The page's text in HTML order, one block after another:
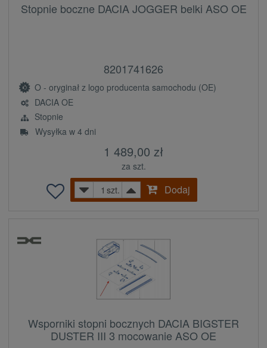
Stopnie boczne DACIA JOGGER belki ASO OE
8201741626
O - oryginał z logo producenta samochodu (OE)
DACIA OE
Stopnie
Wysyłka w 4 dni
1 489,00 zł
za szt.
szt.
Dodaj
Wsporniki stopni bocznych DACIA BIGSTER
DUSTER III 3 mocowanie ASO OE